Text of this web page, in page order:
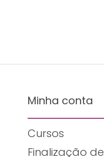
Minha conta
Cursos
Finalização de